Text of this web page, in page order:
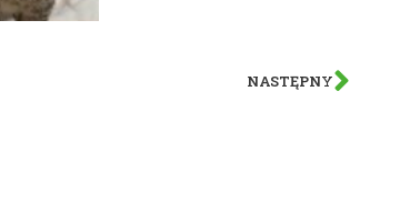
NASTĘPNY